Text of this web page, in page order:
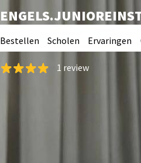
Bestellen Scholen Ervaringen
1 review